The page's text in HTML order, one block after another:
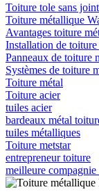
Toiture tole sans joint
Toiture métallique
Avantages toiture
Installation de
Panneaux de toiture
Systèmes de toiture
Toiture métal
Toiture acier
tuiles acier
bardeaux métal
tuiles métalliques
Toiture metstar
entrepreneur toiture
meilleure compagnie